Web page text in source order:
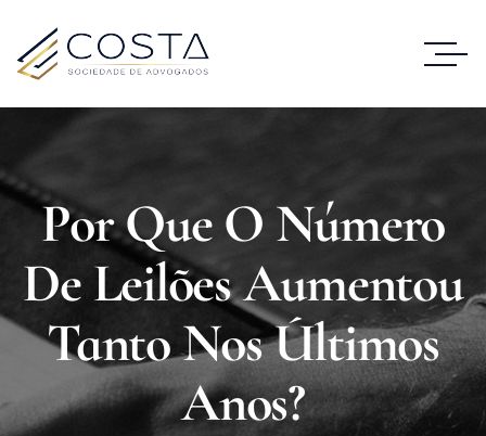
Por Que O Número
De Leilões Aumentou
Tanto Nos Últimos
Anos?